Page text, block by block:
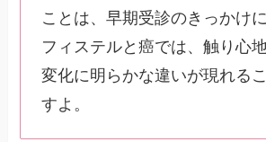
ことは、早期受診のきっかけ
フィステルと癌では、触り心
変化に明らかな違いが現れる
すよ。